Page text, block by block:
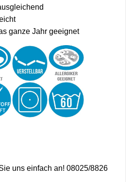
ganze Jahr geeignet
uns einfach an! 08025/8826